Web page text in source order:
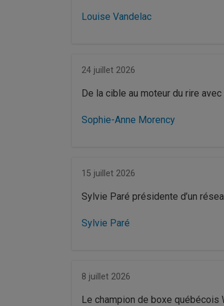
Louise Vandelac
24 juillet 2026
De la cible au moteur du rire avec
Sophie-Anne Morency
15 juillet 2026
Sylvie Paré présidente d’un
Sylvie Paré
8 juillet 2026
Le champion de boxe québécois